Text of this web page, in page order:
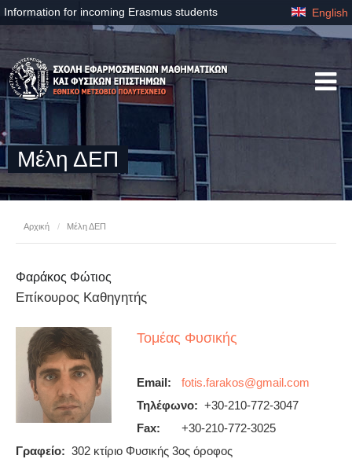
Information for incoming Erasmus students English
Μέλη ΔΕΠ
Αρχική / Μέλη ΔΕΠ
Φαράκος Φώτιος
Επίκουρος Καθηγητής
Τομέας Φυσικής
Email:
Τηλέφωνο: +30-210-772-3047
Fax:
+30-210-772-3025
Γραφείο: 302 κτίριο Φυσικής 3ος όροφος